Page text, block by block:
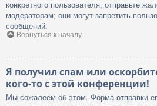
конкретного пользователя, отправьте
модераторам; они могут запретить
сообщений.
Вернуться к началу
Я получил спам или
кого-то с этой конференции!
Мы сожалеем об этом. Форма отправки